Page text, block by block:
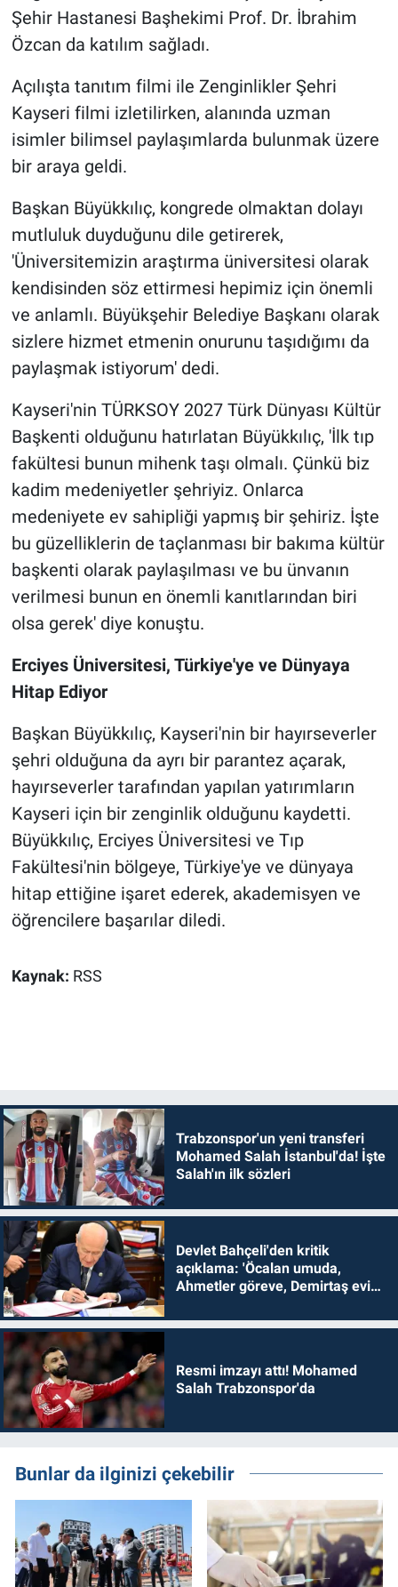
Şehir Hastanesi Başhekimi Prof. Dr. İbrahim
Özcan da katılım sağladı.
Açılışta tanıtım filmi ile Zenginlikler Şehri
Kayseri filmi izletilirken, alanında uzman
isimler bilimsel paylaşımlarda bulunmak üzere
bir araya geldi.
Başkan Büyükkılıç, kongrede olmaktan dolayı
mutluluk duyduğunu dile getirerek,
'Üniversitemizin araştırma üniversitesi olarak
kendisinden söz ettirmesi hepimiz için önemli
ve anlamlı. Büyükşehir Belediye Başkanı olarak
sizlere hizmet etmenin onurunu taşıdığımı da
paylaşmak istiyorum' dedi.
Kayseri'nin TÜRKSOY 2027 Türk Dünyası Kültür
Başkenti olduğunu hatırlatan Büyükkılıç, 'İlk tıp
fakültesi bunun mihenk taşı olmalı. Çünkü biz
kadim medeniyetler şehriyiz. Onlarca
medeniyete ev sahipliği yapmış bir şehiriz. İşte
bu güzelliklerin de taçlanması bir bakıma kültür
başkenti olarak paylaşılması ve bu ünvanın
verilmesi bunun en önemli kanıtlarından biri
olsa gerek' diye konuştu.
Erciyes Üniversitesi, Türkiye'ye ve Dünyaya
Hitap Ediyor
Başkan Büyükkılıç, Kayseri'nin bir hayırseverler
şehri olduğuna da ayrı bir parantez açarak,
hayırseverler tarafından yapılan yatırımların
Kayseri için bir zenginlik olduğunu kaydetti.
Büyükkılıç, Erciyes Üniversitesi ve Tıp
Fakültesi'nin bölgeye, Türkiye'ye ve dünyaya
hitap ettiğine işaret ederek, akademisyen ve
öğrencilere başarılar diledi.
Kaynak: RSS
Trabzonspor'un yeni transferi
Mohamed Salah İstanbul'da! İşte
Salah'ın ilk sözleri
Devlet Bahçeli'den kritik
açıklama: 'Öcalan umuda,
Ahmetler göreve, Demirtaş evine
Resmi imzayı attı! Mohamed
Salah Trabzonspor'da
Bunlar da ilginizi çekebilir